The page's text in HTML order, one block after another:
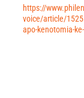
https://
voice/article/
apo-kenotomia-